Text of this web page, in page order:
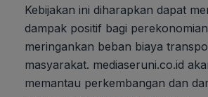
Kebijakan ini diharapkan dapat
dampak positif bagi
meringankan beban biaya
masyarakat. mediaseruni.co.id
memantau perkembangan dan